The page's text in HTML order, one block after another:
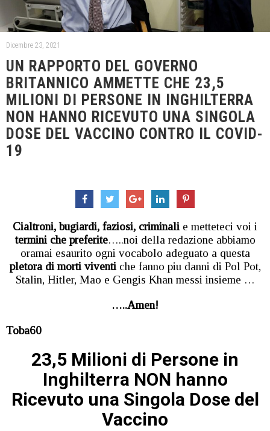
Dicembre 23, 2021
UN RAPPORTO DEL GOVERNO
BRITANNICO AMMETTE CHE 23,5
MILIONI DI PERSONE IN INGHILTERRA
NON HANNO RICEVUTO UNA SINGOLA
DOSE DEL VACCINO CONTRO IL COVID-
19
Cialtroni, bugiardi, faziosi, criminalie metteteci voi i
termini che preferite…..noi della redazione abbiamo
oramai esaurito ogni vocabolo adeguato a questa
pletora di morti viventiche fanno piu danni di Pol Pot,
Stalin, Hitler, Mao e Gengis Khan messi insieme …
…..Amen!
Toba60
23,5 Milioni di Persone in
Inghilterra NON hanno
Ricevuto una Singola Dose del
Vaccino